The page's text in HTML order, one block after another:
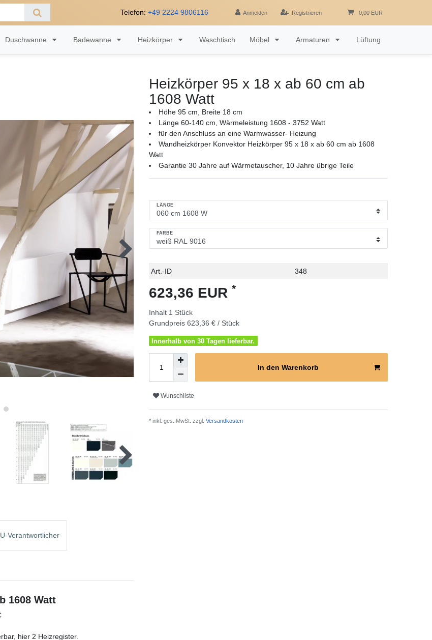
Telefon: +49 2224 9806116 Anmelden Registrieren 0,00 EUR
Duschwanne Badewanne Heizkörper Waschtisch Möbel Armaturen Lüftung
Heizkörper 95 x 18 x ab 60 cm ab
1608 Watt
Höhe 95 cm, Breite 18 cm
Länge 60-140 cm, Wärmeleistung 1608 - 3752 Watt
für den Anschluss an eine Warmwasser- Heizung
Wandheizkörper Konvektor Heizkörper 95 x 18 x ab 60 cm ab 1608
Watt
Garantie 30 Jahre auf Wärmetauscher, 10 Jahre übrige Teile
LÄNGE
FARBE
Technisches
Wert
Art.-ID 348
623,36 EUR *
Inhalt 1 Stück
Grundpreis 623,36 € / Stück
Innerhalb von 30 Tagen lieferbar.
In den Warenkorb
Wunschliste
* inkl. ges. MwSt. zzgl. Versandkosten
Verantwortlicher
1608 Watt
hier 2 Heizregister.